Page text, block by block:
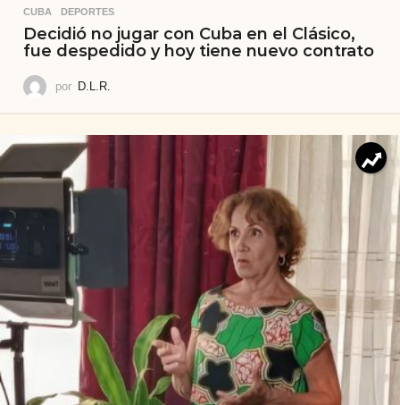
CUBA ,DEPORTES
Decidió no jugar con Cuba en el Clásico,
fue despedido y hoy tiene nuevo contrato
por D.L.R.